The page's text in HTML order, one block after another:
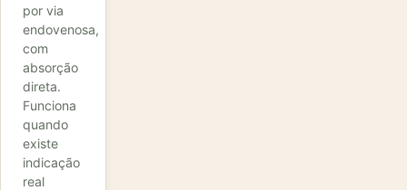
por via
endovenosa,
com
absorção
direta.
Funciona
quando
existe
indicação
real